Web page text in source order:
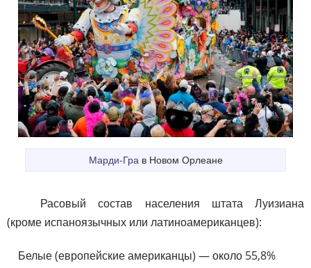
Марди-Грав Новом Орлеане
Расовый состав населения штата Луизиана
(кроме испаноязычных или латиноамериканцев):
Белые (европейские американцы) — около 55,8%